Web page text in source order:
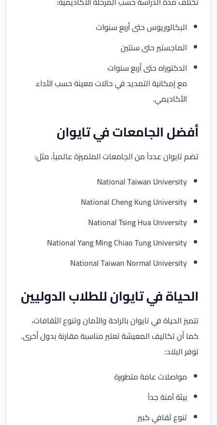
البكالوريوس حتى أربع سنوات
الماجستير حتى سنتين
الدكتوراه حتى أربع سنوات
مع إمكانية التمديد في حالات معينة حسب الأداء
الأكاديمي.
أفضل الجامعات في تايوان
تضم تايوان عدداً من الجامعات المتميزة عالمياً، مثل:
National Taiwan University
National Cheng Kung University
National Tsing Hua University
National Yang Ming Chiao Tung University
National Taiwan Normal University
الحياة في تايوان للطلاب الدوليين
تتميز الحياة في تايوان بالراحة والأمان وتنوع الثقافات،
كما أن تكاليف المعيشة تعتبر مناسبة مقارنة بدول أخرى.
توفر البلاد:
مواصلات عامة متطورة
بيئة آمنة جداً
تنوع ثقافي كبير